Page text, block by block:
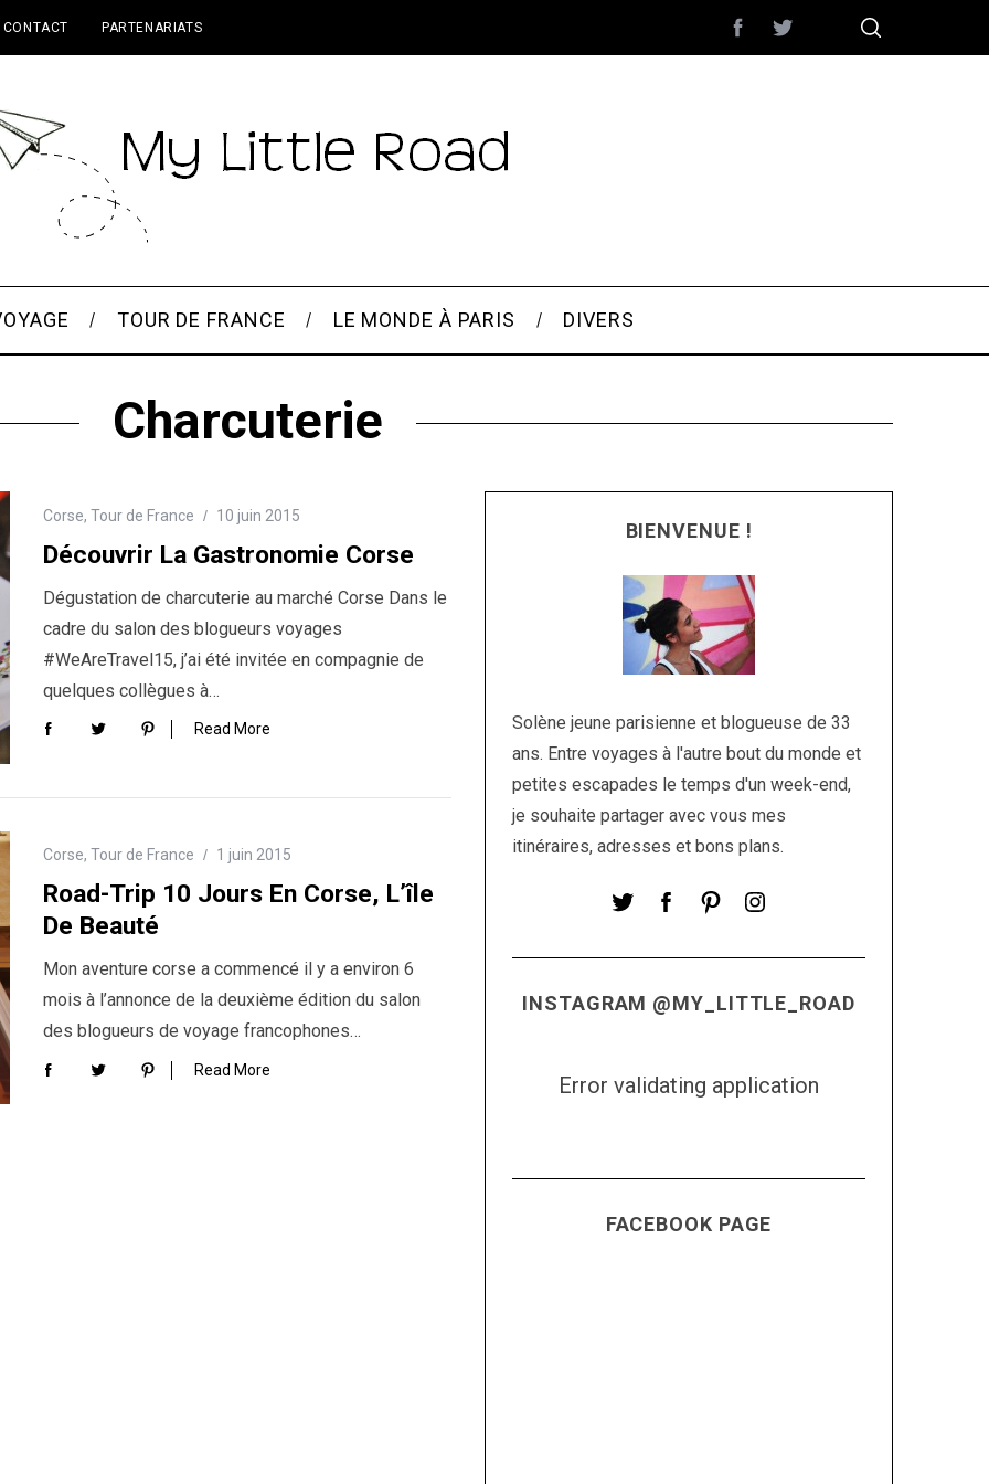
CONTACT PARTENARIATS
TOUR DE FRANCE LE MONDE À PARIS DIVERS
Charcuterie
Corse, Tour de France 10 juin 2015
Découvrir La Gastronomie Corse
Dégustation de charcuterie au marché Corse Dans le
cadre du salon des blogueurs voyages
#WeAreTravel15, j’ai été invitée en compagnie de
quelques collègues à…
Read More
Corse, Tour de France 1 juin 2015
Road-Trip 10 Jours En Corse, L’île
De Beauté
Mon aventure corse a commencé il y a environ 6
mois à l’annonce de la deuxième édition du salon
des blogueurs de voyage francophones…
Read More
BIENVENUE !
Solène jeune parisienne et blogueuse de 33
ans. Entre voyages à l'autre bout du monde et
petites escapades le temps d'un week-end,
je souhaite partager avec vous mes
itinéraires, adresses et bons plans.
INSTAGRAM @MY_LITTLE_ROAD
Error validating application
FACEBOOK PAGE